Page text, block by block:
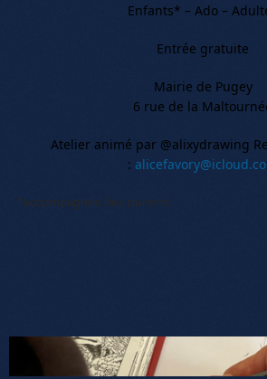
Enfants* – Ado –
Entrée gratuite
Mairie de Pugey
6 rue de la
Atelier animé par @alixydrawing
:
*accompagnés des parents